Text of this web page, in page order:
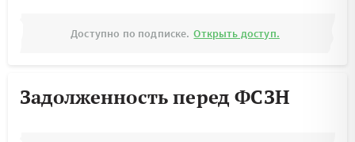
Доступно по подписке. Открыть доступ.
Задолженность перед ФСЗН